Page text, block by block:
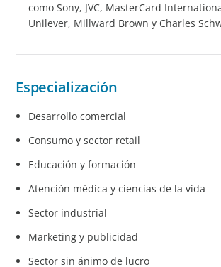
como Sony, JVC, MasterCard
Unilever, Millward Brown y Charles
Especialización
Desarrollo comercial
Consumo y sector retail
Educación y formación
Atención médica y ciencias de la vida
Sector industrial
Marketing y publicidad
Sector sin ánimo de lucro